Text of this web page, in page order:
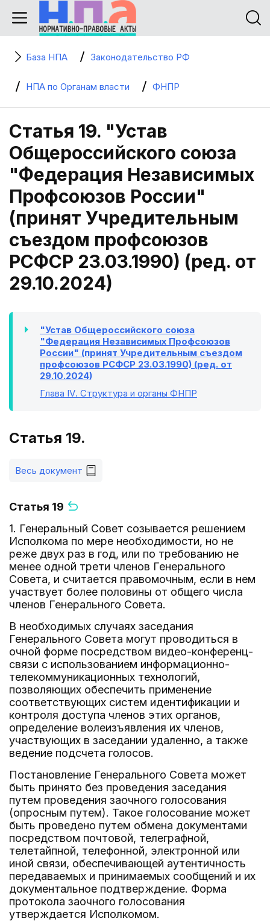
База НПА Законодательство РФ
НПА по Органам власти ФНПР
Статья 19. "Устав
Общероссийского союза
"Федерация Независимых
Профсоюзов России"
(принят Учредительным
съездом профсоюзов
РСФСР 23.03.1990) (ред. от
29.10.2024)
"Устав Общероссийского союза
"Федерация Независимых Профсоюзов
России" (принят Учредительным съездом
профсоюзов РСФСР 23.03.1990) (ред. от
29.10.2024)
Глава IV. Структура и органы ФНПР
Статья 19.
Весь документ
Статья 19
1. Генеральный Совет созывается решением
Исполкома по мере необходимости, но не
реже двух раз в год, или по требованию не
менее одной трети членов Генерального
Совета, и считается правомочным, если в нем
участвует более половины от общего числа
членов Генерального Совета.
В необходимых случаях заседания
Генерального Совета могут проводиться в
очной форме посредством видео-конференц-
связи с использованием информационно-
телекоммуникационных технологий,
позволяющих обеспечить применение
соответствующих систем идентификации и
контроля доступа членов этих органов,
определение волеизъявления их членов,
участвующих в заседании удаленно, а также
ведение подсчета голосов.
Постановление Генерального Совета может
быть принято без проведения заседания
путем проведения заочного голосования
(опросным путем). Такое голосование может
быть проведено путем обмена документами
посредством почтовой, телеграфной,
телетайпной, телефонной, электронной или
иной связи, обеспечивающей аутентичность
передаваемых и принимаемых сообщений и их
документальное подтверждение. Форма
протокола заочного голосования
утверждается Исполкомом.